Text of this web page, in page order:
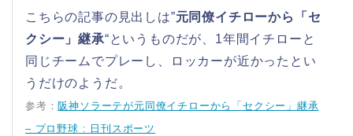
こちらの記事の見出しは”元同僚イチローから「セ
クシー」継承“というものだが、1年間イチローと
同じチームでプレーし、ロッカーが近かったとい
うだけのようだ。
参考： 阪神ソラーテが元同僚イチローから「セクシー」継承
– プロ野球 : 日刊スポーツ